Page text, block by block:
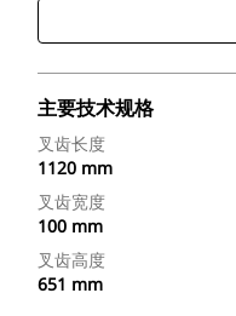
主要技术规格
叉齿长度
1120 mm
叉齿宽度
100 mm
叉齿高度
651 mm